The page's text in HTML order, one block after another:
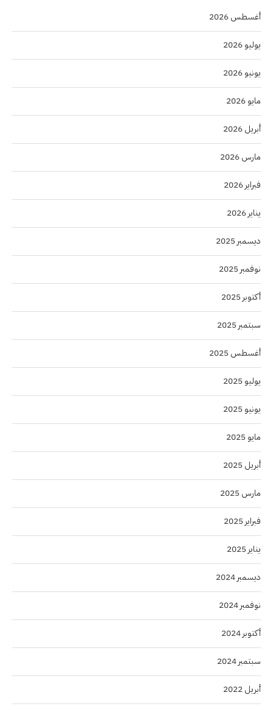
أغسطس 2026
يوليو 2026
يونيو 2026
مايو 2026
أبريل 2026
مارس 2026
فبراير 2026
يناير 2026
ديسمبر 2025
نوفمبر 2025
أكتوبر 2025
سبتمبر 2025
أغسطس 2025
يوليو 2025
يونيو 2025
مايو 2025
أبريل 2025
مارس 2025
فبراير 2025
يناير 2025
ديسمبر 2024
نوفمبر 2024
أكتوبر 2024
سبتمبر 2024
أبريل 2022